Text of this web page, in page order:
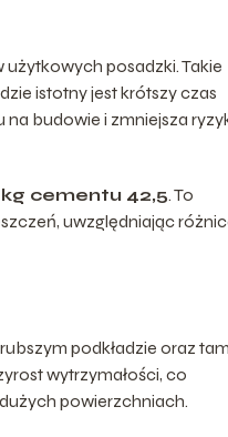
posadzki. Takie
istotny jest krótszy czas
budowie i zmniejsza
kg cementu 42,5. To
uwzględniając
podkładzie oraz
wytrzymałości, co
powierzchniach.